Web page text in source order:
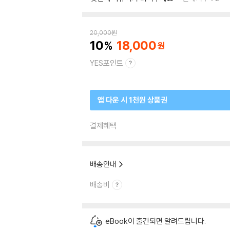
20,000원
10 18,000
YES포인트
앱 다운 시 1천원 상품권
결제혜택
배송안내
배송비
eBook이 출간되면 알려드립니다.